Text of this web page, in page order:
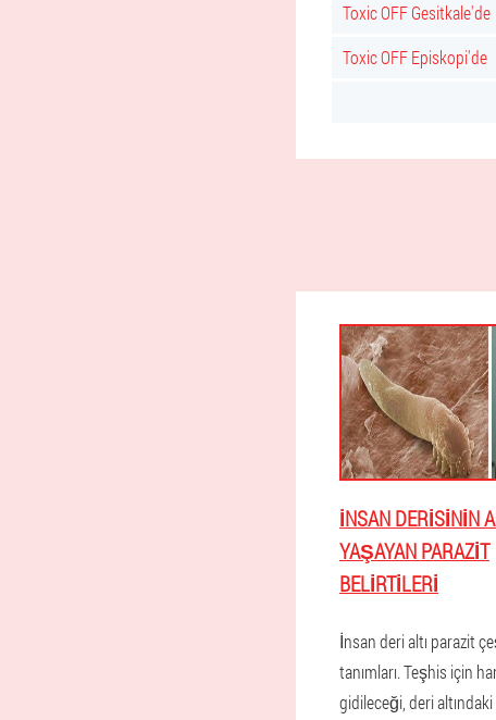
Toxic OFF Gesitkale'de
Toxic OFF Episkopi'de
İNSAN DERISININ
YAŞAYAN PARAZIT
BELIRTILERI
İnsan deri altı parazit
tanımları. Teşhis için
gidileceği, deri altındaki